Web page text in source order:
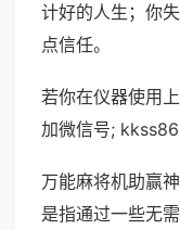
计好的人生；你
点信任。
若你在仪器使用
加微信号;
万能麻将机助赢
是指通过一些无